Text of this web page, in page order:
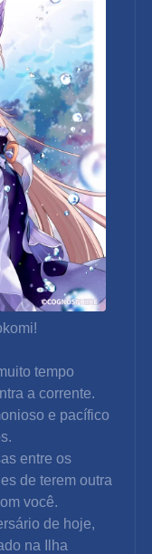
tempo
a corrente.
e pacífico
entre os
de terem outra
você.
de hoje,
na Ilha